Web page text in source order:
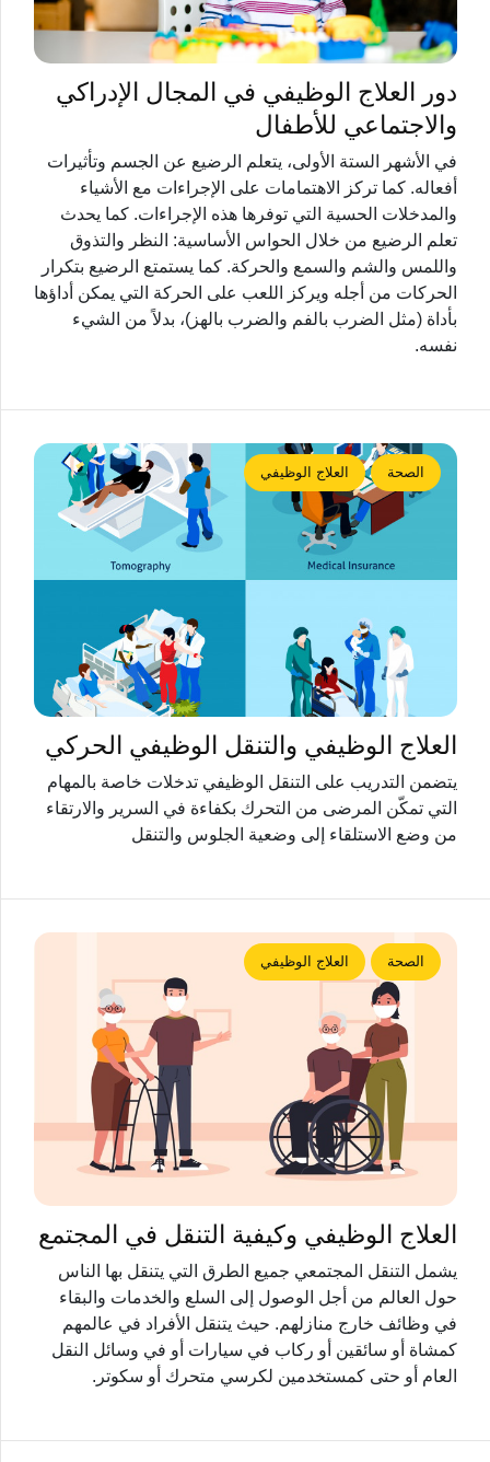
دور العلاج الوظيفي في المجال الإدراكي
والاجتماعي للأطفال
في الأشهر الستة الأولى، يتعلم الرضيع عن الجسم وتأثيرات
أفعاله. كما تركز الاهتمامات على الإجراءات مع الأشياء
والمدخلات الحسية التي توفرها هذه الإجراءات. كما يحدث
تعلم الرضيع من خلال الحواس الأساسية: النظر والتذوق
واللمس والشم والسمع والحركة. كما يستمتع الرضيع بتكرار
الحركات من أجله ويركز اللعب على الحركة التي يمكن أداؤها
بأداة (مثل الضرب بالفم والضرب بالهز)، بدلاً من الشيء
نفسه.
الصحة العلاج الوظيفي
العلاج الوظيفي والتنقل الوظيفي الحركي
يتضمن التدريب على التنقل الوظيفي تدخلات خاصة بالمهام
التي تمكّن المرضى من التحرك بكفاءة في السرير والارتقاء
من وضع الاستلقاء إلى وضعية الجلوس والتنقل
الصحة العلاج الوظيفي
العلاج الوظيفي وكيفية التنقل في المجتمع
يشمل التنقل المجتمعي جميع الطرق التي يتنقل بها الناس
حول العالم من أجل الوصول إلى السلع والخدمات والبقاء
في وظائف خارج منازلهم. حيث يتنقل الأفراد في عالمهم
كمشاة أو سائقين أو ركاب في سيارات أو في وسائل النقل
العام أو حتى كمستخدمين لكرسي متحرك أو سكوتر.